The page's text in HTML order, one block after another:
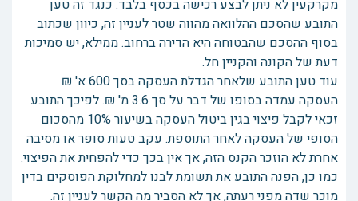
מקרקעין לא ניתן לבצע רכישה בכסף בלבד. כנגד זה טען
התובע שהסכם ההלוואה מהווה שטר לעניין זה, כיוון שכתוב
בסוף ההסכם שהבטוחה היא הדירה ברחוב. ממילא, יש סמיכות
דעת של הקונה והקניין חל.
עוד טען התובע שלאחר הגדלת העסקה בסך 600 א' ₪
העסקה עמדה בסופו של דבר על סך 3.6 מ' ₪. לפיכך התובע
זכאי לקבל פיצוי בגין ביטול העסקה בשיעור 10% מהסכום
הסופי של העסקה לאחר התוספת. עקב טעות סופר או מסיבה
אחרת לא הוזכר הקנס הזה, אך אין בכך כדי להפחית את הפיצוי.
כמו כן, הפנה התובע את תשומת לבנו למחלוקת הפוסקים בדין
מוכר שדה מפני רעתה, אך לא הסביר מה הקשר לעניין זה.